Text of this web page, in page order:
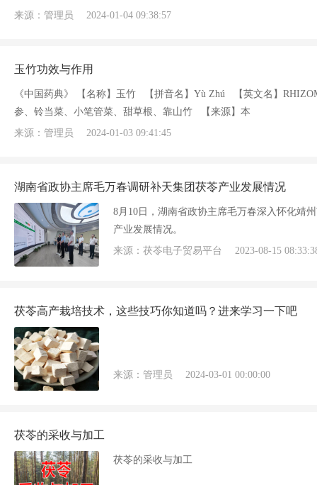
来源：管理员
2024-01-04 09:38:57
玉竹功效与作用
《中国药典》 【名称】玉竹 【拼音名】Yù Zhú 【英文名】
参、铃当菜、小笔管菜、甜草根、靠山竹 【来源】本
来源：管理员
2024-01-03 09:41:45
湖南省政协主席毛万春调研补天集团茯苓产业发展情况
8月10日，湖南省政协主席毛万春深入怀化靖
产业发展情况。
来源：茯苓电子贸易平台
2023-08-15
茯苓高产栽培技术，这些技巧你知道吗？进来学习一下吧
来源：管理员 2024-03-01 00:00:00
茯苓的采收与加工
茯苓的采收与加工